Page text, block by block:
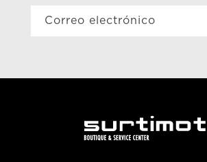
Correo electrónico